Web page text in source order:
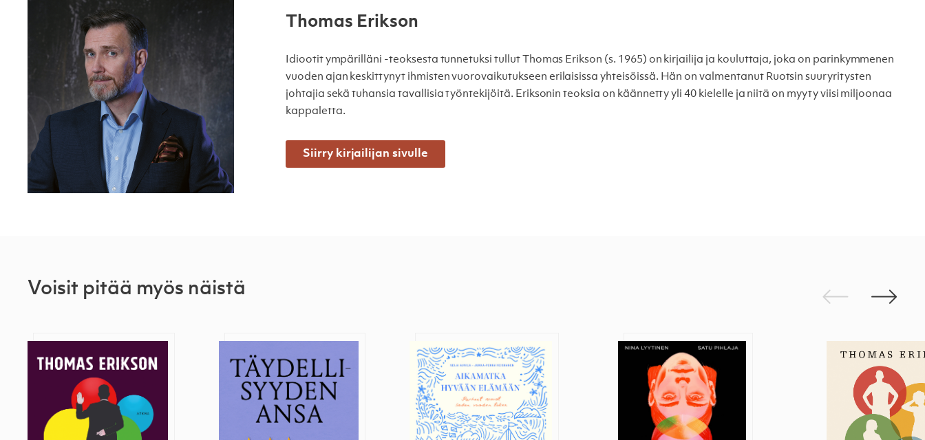
Thomas Erikson
Idiootit ympärilläni -teoksesta tunnetuksi tullut Thomas Erikson (s. 1965) on kirjailija ja kouluttaja, joka on parinkymmenen
vuoden ajan keskittynyt ihmisten vuorovaikutukseen erilaisissa yhteisöissä. Hän on valmentanut Ruotsin suuryritysten
johtajia sekä tuhansia tavallisia työntekijöitä. Eriksonin teoksia on käännetty yli 40 kielelle ja niitä on myyty viisi miljoonaa
kappaletta.
Siirry kirjailijan sivulle
Voisit pitää myös näistä EdellinenSeuraava
Aikamatka hyvään elämään Tunnista manipulointi ja löydä omat rajasi